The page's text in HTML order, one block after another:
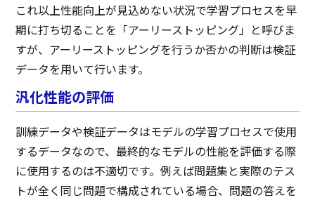
これ以上性能向上が見込めない状況で学習プロセスを早
期に打ち切ることを「アーリーストッピング」と呼びま
すが、アーリーストッピングを行うか否かの判断は検証
データを用いて行います。
汎化性能の評価
訓練データや検証データはモデルの学習プロセスで使用
するデータなので、最終的なモデルの性能を評価する際
に使用するのは不適切です。例えば問題集と実際のテス
トが全く同じ問題で構成されている場合、問題の答えを